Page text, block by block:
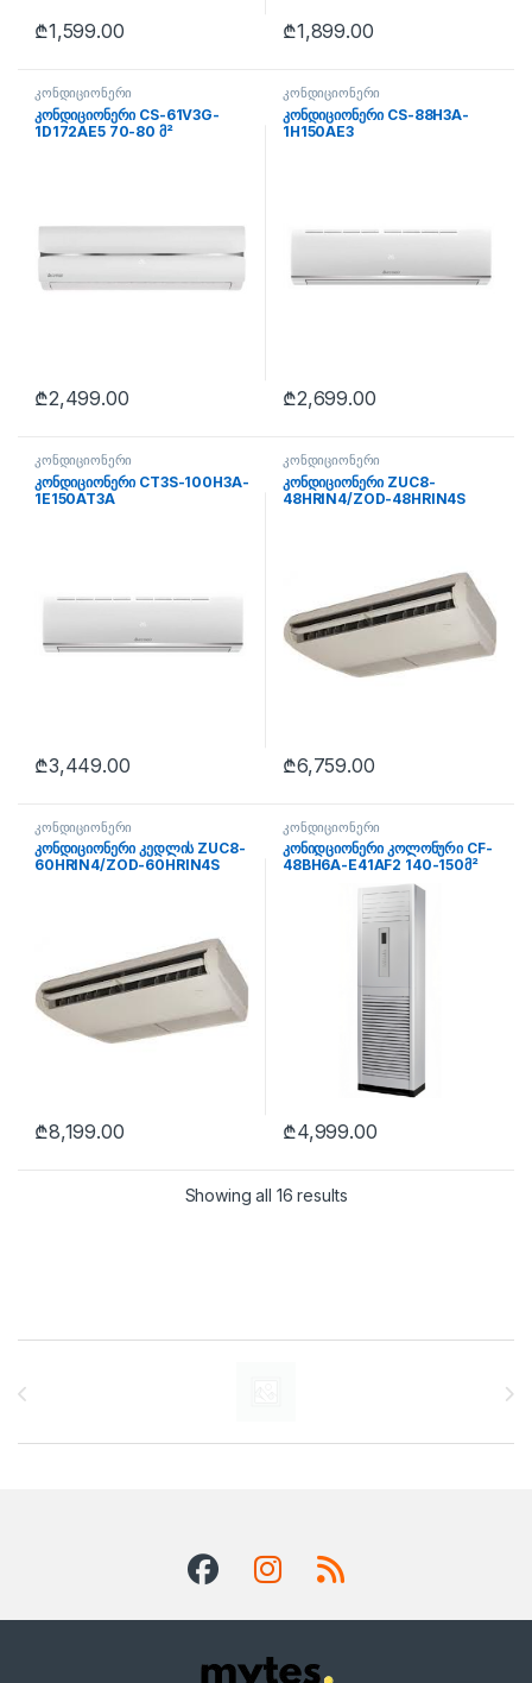
₾1,599.00 ₾1,899.00
კონდიციონერი
კონდიციონერი CS-61V3G-
1D172AE5 70-80 მ²
₾2,499.00
კონდიციონერი
კონდიციონერი CS-88H3A-
1H150AE3
₾2,699.00
კონდიციონერი
კონდიციონერი CT3S-100H3A-
1E150AT3A
₾3,449.00
კონდიციონერი
კონდიციონერი ZUC8-
48HRIN4/ZOD-48HRIN4S
₾6,759.00
კონდიციონერი
კონდიციონერი კედლის ZUC8-
60HRIN4/ZOD-60HRIN4S
₾8,199.00
კონდიციონერი
კონიდციონერი კოლონური CF-
48BH6A-E41AF2 140-150მ²
₾4,999.00
Showing all 16 results